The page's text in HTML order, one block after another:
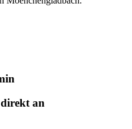
an